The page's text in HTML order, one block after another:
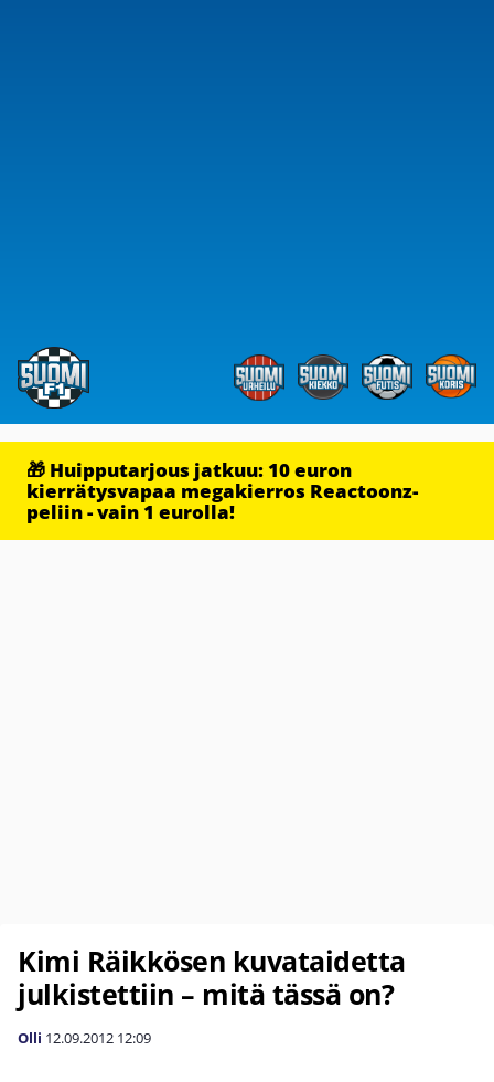
🎁 Huipputarjous jatkuu: 10 euron
kierrätysvapaa megakierros Reactoonz-
peliin - vain 1 eurolla!
Kimi Räikkösen kuvataidetta
julkistettiin – mitä tässä on?
Olli 12.09.2012 12:09